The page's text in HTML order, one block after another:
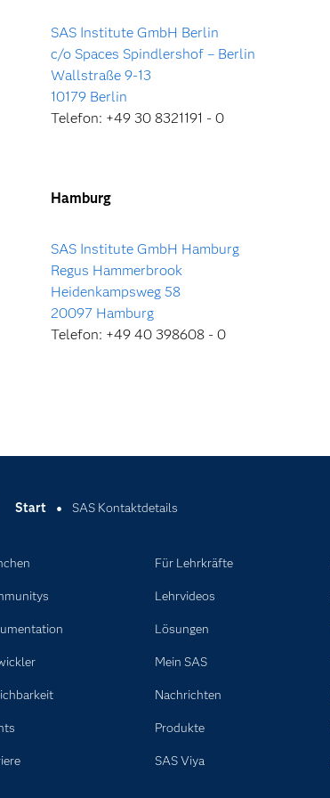
SAS Institute GmbH Berlin
c/o Spaces Spindlershof – Berlin
Wallstraße 9-13
10179 Berlin
Telefon: +49 30 8321191 - 0
Hamburg
SAS Institute GmbH Hamburg
Regus Hammerbrook
Heidenkampsweg 58
20097 Hamburg
Telefon: +49 40 398608 - 0
Start SAS Kontaktdetails
Für Lehrkräfte
Lehrvideos
Lösungen
Mein SAS
Nachrichten
Produkte
SAS Viya